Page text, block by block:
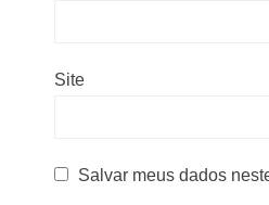
Site
Salvar meus dados